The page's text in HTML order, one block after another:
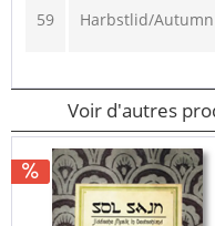
59 Harbstlid/Autumn
Voir d'autres